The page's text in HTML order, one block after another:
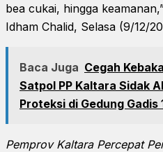
bea cukai, hingga
Idham Chalid, Selasa (9/12/
Baca Juga Cegah
Satpol PP Kaltara Sidak
Proteksi di Gedung Gadis
Pemprov Kaltara Percepat